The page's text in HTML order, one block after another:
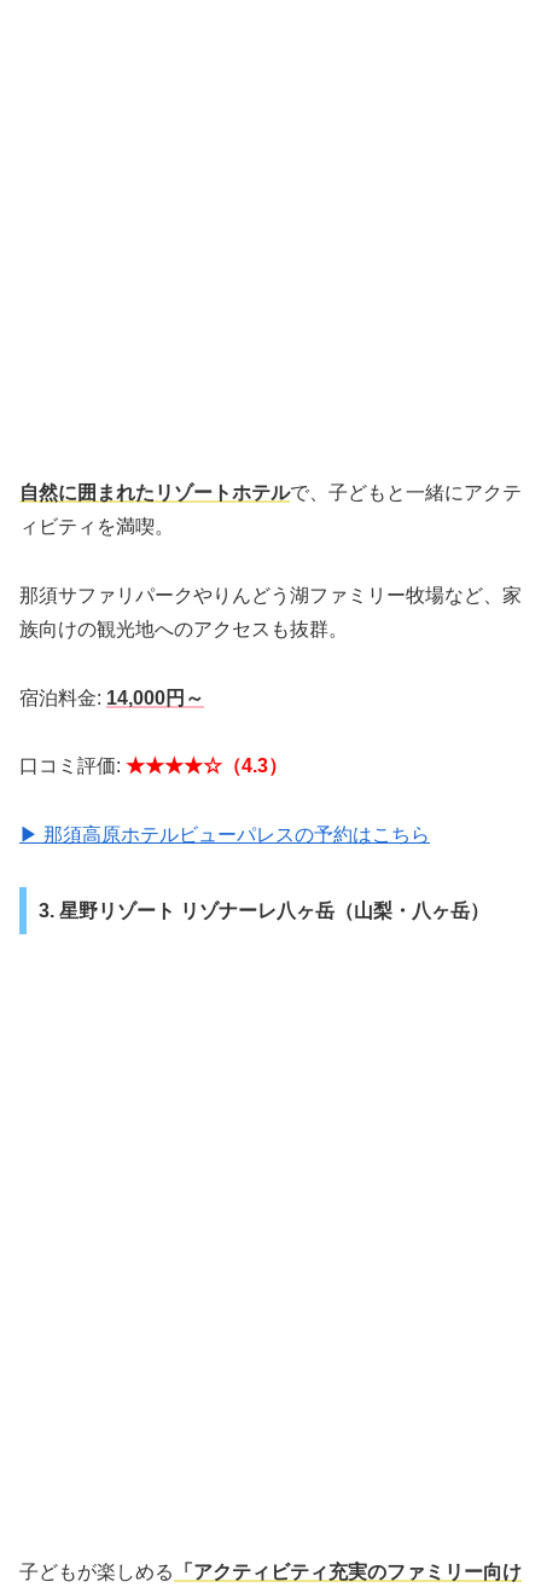
自然に囲まれたリゾートホテルで、子どもと一緒にアクテ
ィビティを満喫。
那須サファリパークやりんどう湖ファミリー牧場など、家
族向けの観光地へのアクセスも抜群。
宿泊料金: 14,000円～
口コミ評価: ★★★★☆（4.3）
▶ 那須高原ホテルビューパレスの予約はこちら
3. 星野リゾート リゾナーレ八ヶ岳（山梨・八ヶ岳）
子どもが楽しめる
「アクティビティ充実のファミリー向け